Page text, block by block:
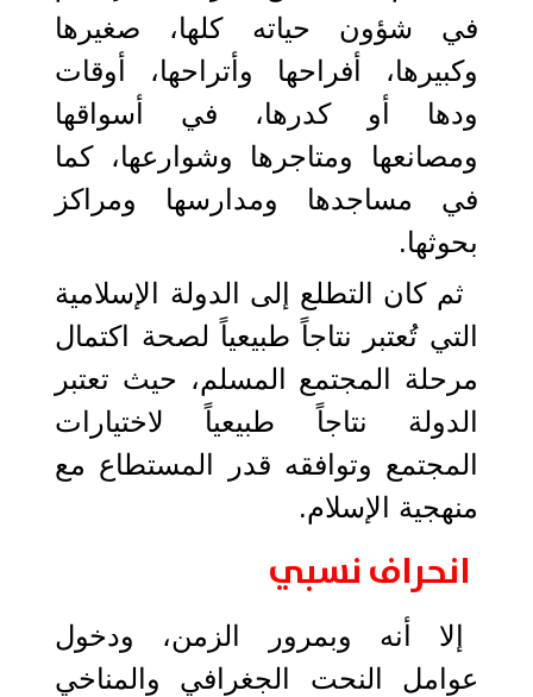
في شؤون حياته كلها، صغيرها
وكبيرها، أفراحها وأتراحها، أوقات
ودها أو كدرها، في أسواقها
ومصانعها ومتاجرها وشوارعها، كما
في مساجدها ومدارسها ومراكز
بحوثها.
ثم كان التطلع إلى الدولة الإسلامية
التي تُعتبر نتاجاً طبيعياً لصحة اكتمال
مرحلة المجتمع المسلم، حيث تعتبر
الدولة نتاجاً طبيعياً لاختيارات
المجتمع وتوافقه قدر المستطاع مع
منهجية الإسلام.
انحراف نسبي
إلا أنه وبمرور الزمن، ودخول
عوامل النحت الجغرافي والمناخي